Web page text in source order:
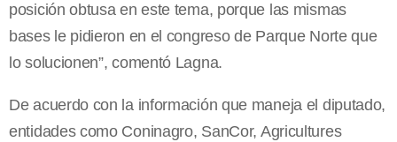
posición obtusa en este tema, porque las mismas
bases le pidieron en el congreso de Parque Norte que
lo solucionen”, comentó Lagna.
De acuerdo con la información que maneja el diputado,
entidades como Coninagro, SanCor, Agricultures